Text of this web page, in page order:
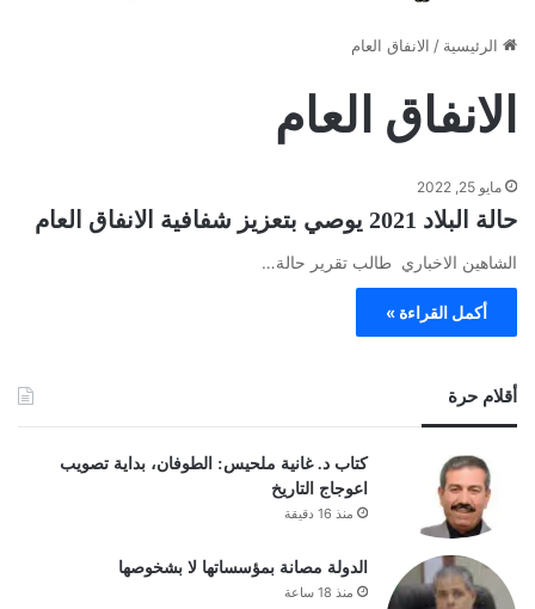
الرئيسية / الانفاق العام
الانفاق العام
مايو 25, 2022
حالة البلاد 2021 يوصي بتعزيز شفافية الانفاق العام
الشاهين الاخباري طالب تقرير حالة…
أكمل القراءة »
أقلام حرة
كتاب د. غانية ملحيس: الطوفان، بداية تصويب
اعوجاج التاريخ
منذ 16 دقيقة
الدولة مصانة بمؤسساتها لا بشخوصها
منذ 18 ساعة